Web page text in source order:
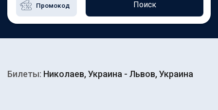
Поиск
Билеты: Николаев, Украина - Львов, Украина